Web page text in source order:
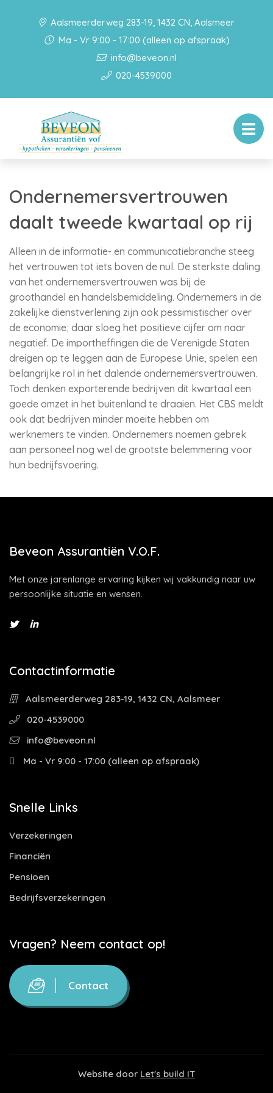
Aalsmeerderweg 283-19, 1432 CN, Aalsmeer
Ma - Vr 9:00 - 17:00 (alleen op afspraak)
info@beveon.nl
020-4539000
Ondernemersvertrouwen
daalt tweede kwartaal op rij
Alleen in de informatie- en communicatiebranche steeg
het vertrouwen tot iets boven de nul. De sterkste daling
van het ondernemersvertrouwen was bij de
groothandel en handelsbemiddeling. Ondernemers in de
zakelijke dienstverlening zijn ook pessimistischer over
de economie; daar sloeg het positieve cijfer om naar
negatief. De importheffingen die de Verenigde Staten
dreigen op te leggen aan de Europese Unie, spelen een
belangrijke rol in het dalende ondernemersvertrouwen.
Toch denken exporterende bedrijven dit kwartaal een
goede omzet in het buitenland te draaien. Het CBS meldt
ook dat bedrijven minder moeite hebben om
werknemers te vinden. Ondernemers noemen gebrek
aan personeel nog wel de grootste belemmering voor
hun bedrijfsvoering.
Beveon Assurantiën V.O.F.
Met onze jarenlange ervaring kijken wij vakkundig naar uw
persoonlijke situatie en wensen.
Contactinformatie
Aalsmeerderweg 283-19, 1432 CN, Aalsmeer
020-4539000
info@beveon.nl
Ma - Vr 9:00 - 17:00 (alleen op afspraak)
Snelle Links
Verzekeringen
Financiën
Pensioen
Bedrijfsverzekeringen
Vragen? Neem contact op!
Contact
Website door Let's build IT